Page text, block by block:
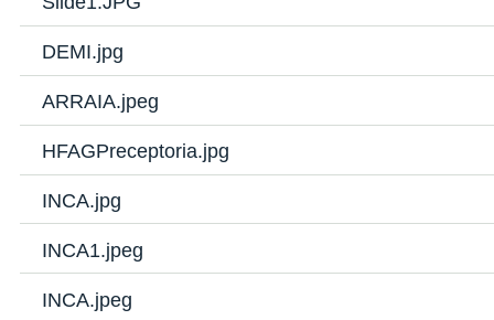
DEMI.jpg
ARRAIA.jpeg
HFAGPreceptoria.jpg
INCA.jpg
INCA1.jpeg
INCA.jpeg